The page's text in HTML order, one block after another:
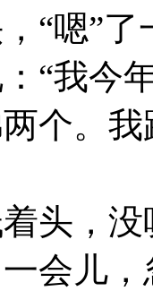
嗯”了
我今年
个。
头，没
儿，